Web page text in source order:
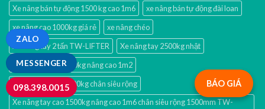
MESSENGER
ZALO
098.398.0015
Xe nâng bán tự động 1500 kg cao 1m6
xe nâng bán tự động đài loan
xe nâng cao 1000kg giá rẻ
xe nâng chéo
Xe nâng tay 2 tấn TW-LIFTER
Xe nâng tay 2500kg nhật
Xe nâng tay cao 500kg nâng cao 1m2
xe nâng tay cao 1500kg chân siêu rộng
Xe nâng tay cao 1500kg nâng cao 1m6 chân siêu rộng 1500mm TW-
BÁO GIÁ